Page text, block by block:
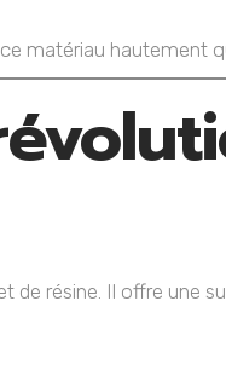
matériau hautement
résine. Il offre une